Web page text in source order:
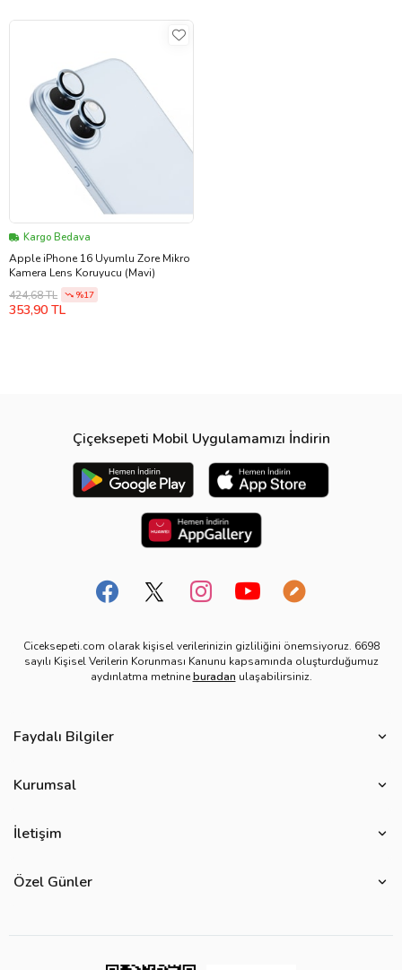
Kargo Bedava
Apple iPhone 16 Uyumlu Zore Mikro
Kamera Lens Koruyucu (Mavi)
424,68 TL
%17
353,90 TL
Çiçeksepeti Mobil Uygulamamızı İndirin
Ciceksepeti.com olarak kişisel verilerinizin gizliliğini önemsiyoruz. 6698
sayılı Kişisel Verilerin Korunması Kanunu kapsamında oluşturduğumuz
aydınlatma metnineburadan ulaşabilirsiniz.
Faydalı Bilgiler
Çiçek Anlamları
Mevsimlere Göre Çiçekler
Kurumsal
Ürün Güvenliği
Reklamlarımız
İletişim
Özel Günler